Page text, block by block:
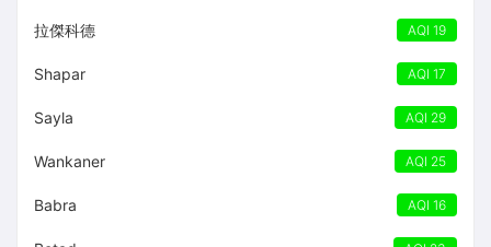
拉傑科德 AQI 19
Shapar AQI 17
Sayla AQI 29
Wankaner AQI 25
Babra AQI 16